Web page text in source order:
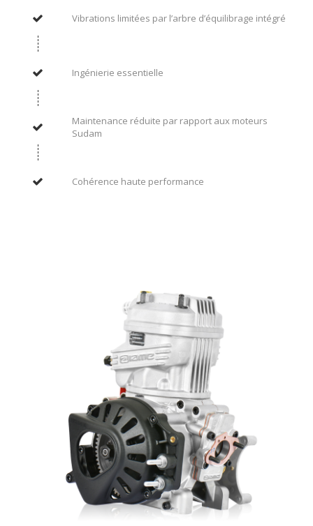
Vibrations limitées par l’arbre d’équilibrage intégré
Ingénierie essentielle
Maintenance réduite par rapport aux moteurs
Sudam
Cohérence haute performance